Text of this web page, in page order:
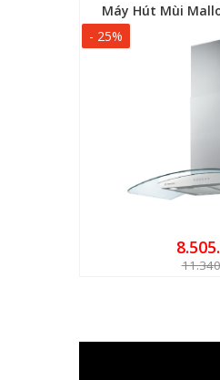
Máy Hút Mùi
- 25%